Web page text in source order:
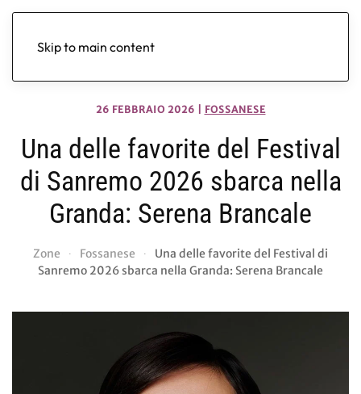
Skip to main content
26 FEBBRAIO 2026 FOSSANESE
Una delle favorite del Festival
di Sanremo 2026 sbarca nella
Granda: Serena Brancale
Zone Fossanese
Una delle favorite del Festival di
Sanremo 2026 sbarca nella Granda: Serena Brancale